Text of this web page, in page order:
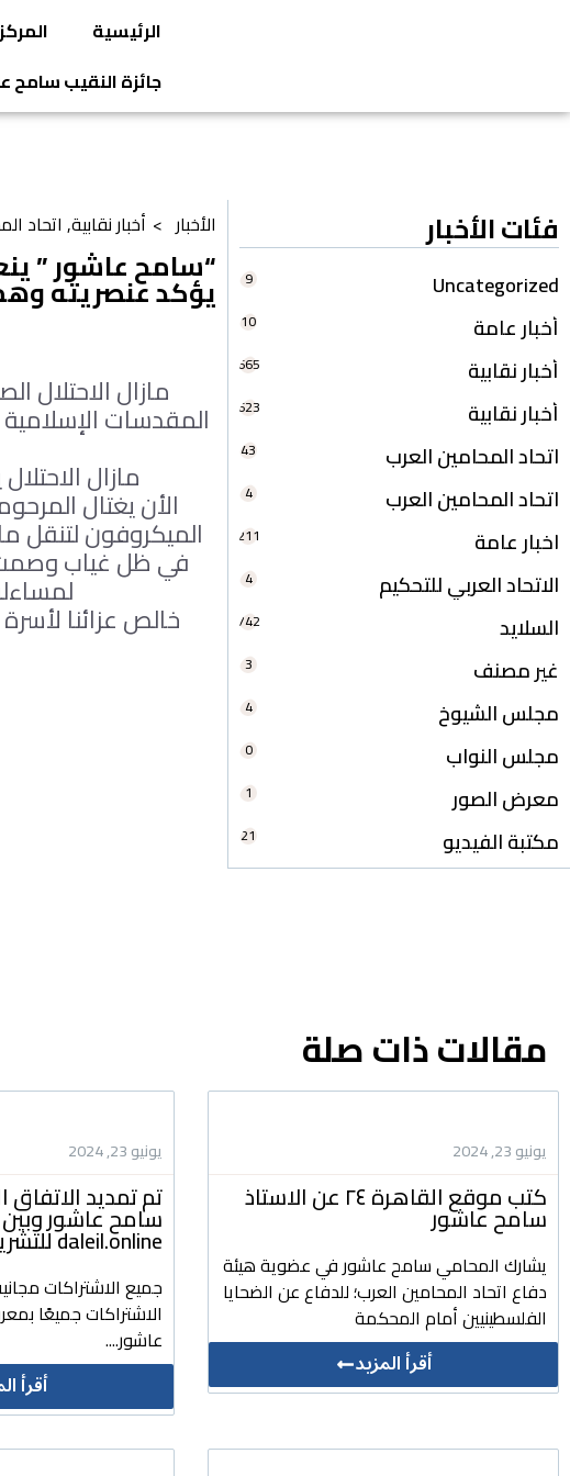
الرئيسية
جائزة النقيب سامح
فئات الأخبار
Uncategorized
9
أخبار عامة 10
أخبار نقابية 665
أخبار نقابية 623
اتحاد المحامين العرب 43
اتحاد المحامين العرب 4
اخبار عامة 211
الاتحاد العربي للتحكيم 4
السلايد 742
غير مصنف 3
مجلس الشيوخ 4
مجلس النواب 0
معرض الصور 1
مكتبة الفيديو 21
الأخبار > أخبار نقابية,اتحاد
“سامح عاشور ”
يؤكد عنصريته
مازال
المقدسات
مازال
الأن يغتال
الميكروفون لتنقل
في ظل غياب وصمت
خالص عزائنا
مقالات ذات صلة
يونيو 23, 2024
كتب موقع القاهرة ٢٤ عن الاستاذ
سامح عاشور
يشارك المحامي سامح عاشور في عضوية هيئة
دفاع اتحاد المحامين العرب؛ للدفاع عن الضحايا
الفلسطينيين أمام المحكمة
أقرأ المزيد
يونيو 23, 2024
تم تمديد الاتفاق
سامح عاشور وبين
daleil.online للتشريعات والأحكام
جميع الاشتراكات
الاشتراكات جميعًا
عاشور....
أقرأ